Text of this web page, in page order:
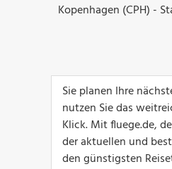
Kopenhagen (CPH) -
Sie planen Ihre
nutzen Sie das
Klick. Mit fluege.de,
der aktuellen und
den günstigsten